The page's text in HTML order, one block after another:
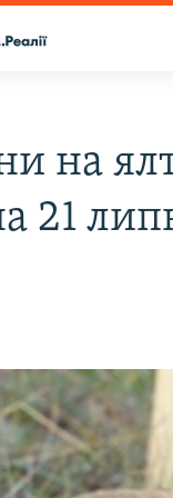
на
21